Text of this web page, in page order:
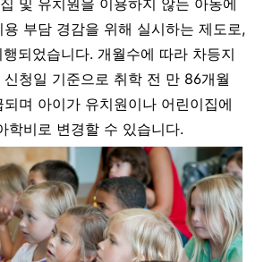
부담 경감을 위해 실시하는 제도로,
되었습니다. 개월수에 따라 차등지
신청일 기준으로 취학 전 만 86개월
며 아이가 유치원이나 어린이집에
학비로 변경할 수 있습니다.